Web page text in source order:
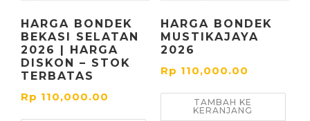
HARGA BONDEK
BEKASI SELATAN
2026 | HARGA
DISKON – STOK
TERBATAS
Rp 110,000.00
HARGA BONDEK
MUSTIKAJAYA
2026
Rp 110,000.00
TAMBAH KE
KERANJANG